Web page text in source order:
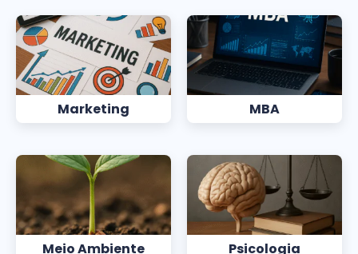
Marketing MBA
Meio Ambiente Psicologia